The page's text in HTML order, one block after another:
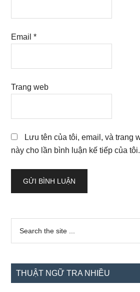
Email*
Trang web
Lưu tên của tôi, email, và trang
này cho lần bình luận kế tiếp của tôi.
Sidebar
chính
...
THUẬT NGỮ TRA NHIỀU